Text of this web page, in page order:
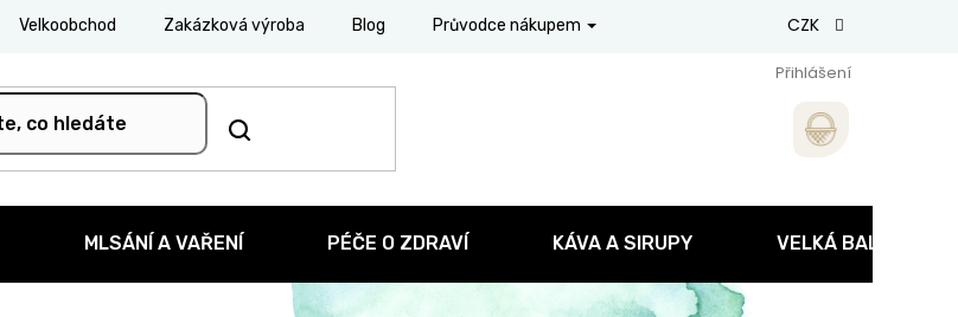
Velkoobchod Zakázková výroba Blog Průvodce nákupem CZK
Přihlášení
MLSÁNÍ A VAŘENÍ PÉČE O ZDRAVÍ KÁVA A SIRUPY VELKÁ BALENÍ